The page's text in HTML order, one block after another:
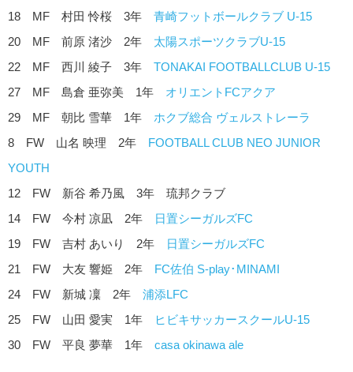
18 MF 村田 怜桜 3年 青崎フットボールクラブ U-15
20 MF 前原 渚沙 2年 太陽スポーツクラブU-15
22 MF 西川 綾子 3年 TONAKAI FOOTBALLCLUB U-15
27 MF 島倉 亜弥美 1年 オリエントFCアクア
29 MF 朝比 雪華 1年 ホクブ総合 ヴェルストレーラ
8 FW 山名 映理 2年 FOOTBALL CLUB NEO JUNIOR
YOUTH
12 FW 新谷 希乃風 3年 琉邦クラブ
14 FW 今村 凉凪 2年
日置シーガルズFC
19 FW 吉村 あいり 2年
日置シーガルズFC
21 FW 大友 響姫 2年 FC佐伯 S-play･MINAMI
24 FW 新城 凜 2年 浦添LFC
25 FW 山田 愛実 1年
ヒビキサッカースクールU-15
30 FW 平良 夢華 1年 casa okinawa ale